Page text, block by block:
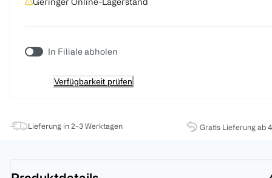
In Filiale abholen
Verfügbarkeit prüfen
Lieferung in 2-3 Werktagen Gratis Lieferung ab